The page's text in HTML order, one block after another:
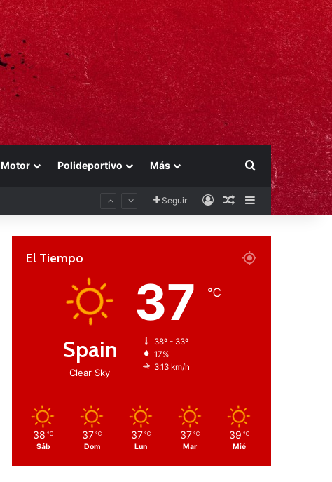
Motor Polideportivo Más Buscar por
Seguir AccesoPublicación al
Barra lateral
El Tiempo
Spain
Clear Sky
37 ℃
38º - 33º
17%
3.13 km/h
38 ℃
Sáb
37 ℃
Dom
37 ℃
Lun
37 ℃
Mar
39 ℃
Mié